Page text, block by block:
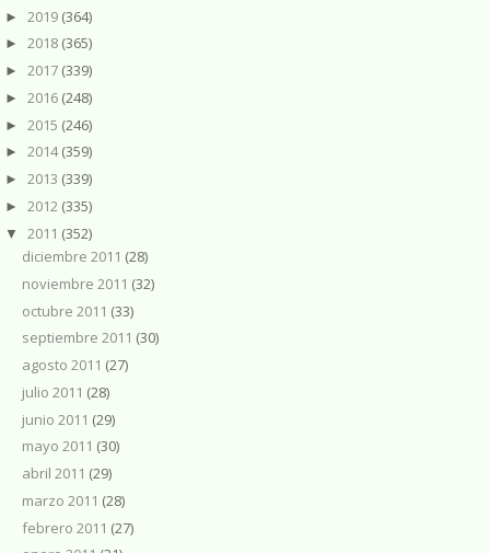
► 2019 (364)
► 2018 (365)
► 2017 (339)
► 2016 (248)
► 2015 (246)
► 2014(359)
► 2013 (339)
► 2012 (335)
▼ 2011 (352)
diciembre 2011 (28)
noviembre 2011 (32)
octubre 2011 (33)
septiembre 2011 (30)
agosto 2011 (27)
julio 2011 (28)
junio 2011 (29)
mayo 2011 (30)
abril 2011 (29)
marzo 2011 (28)
febrero 2011 (27)